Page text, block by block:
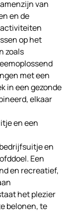
van
en de
op het
zoals
met een
in een gezonde
elkaar
en een
en
Een
en recreatief,
het plezier
belonen, te